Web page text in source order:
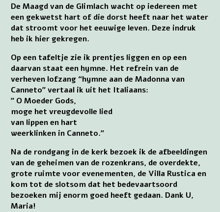
De Maagd van de Glimlach wacht op iedereen met
een gekwetst hart of die dorst heeft naar het water
dat stroomt voor het eeuwige leven. Deze indruk
heb ik hier gekregen.
Op een tafeltje zie ik prentjes liggen en op een
daarvan staat een hymne. Het refrein van de
verheven lofzang “hymne aan de Madonna van
Canneto” vertaal ik uit het Italiaans:
” O Moeder Gods,
moge het vreugdevolle lied
van lippen en hart
weerklinken in Canneto.”
Na de rondgang in de kerk bezoek ik de afbeeldingen
van de geheimen van de rozenkrans, de overdekte,
grote ruimte voor evenementen, de Villa Rustica en
kom tot de slotsom dat het bedevaartsoord
bezoeken mij enorm goed heeft gedaan. Dank U,
Maria!